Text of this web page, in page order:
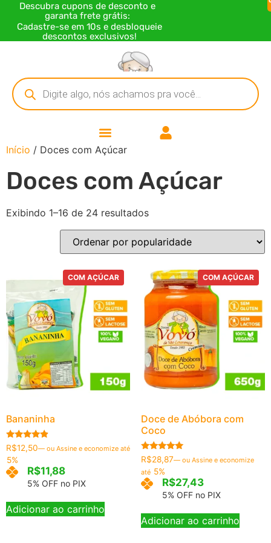
Descubra cupons de desconto e
garanta frete grátis:
Cadastre-se em 10s e desbloqueie
descontos exclusivos!
Início / Doces com Açúcar
Doces com Açúcar
Exibindo 1–16 de 24 resultados
COM AÇÚCAR
Bananinha
Avaliação
4.67
de 5
R$12,50— ou Assine e economize até
5%
R$11,88
5% OFF no PIX
Adicionar ao carrinho
COM AÇÚCAR
Doce de Abóbora com
Coco
Avaliação
5.00
de 5
R$28,87—ou Assine e economize
até 5%
R$27,43
5% OFF no PIX
Adicionar ao carrinho